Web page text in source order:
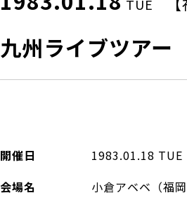
TUE
九州ライブツアー
開催日 1983.01.18 TUE
会場名
小倉アベベ（福岡